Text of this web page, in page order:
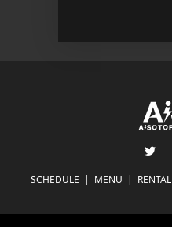
Instagram
SCHEDULE MENU RENTAL